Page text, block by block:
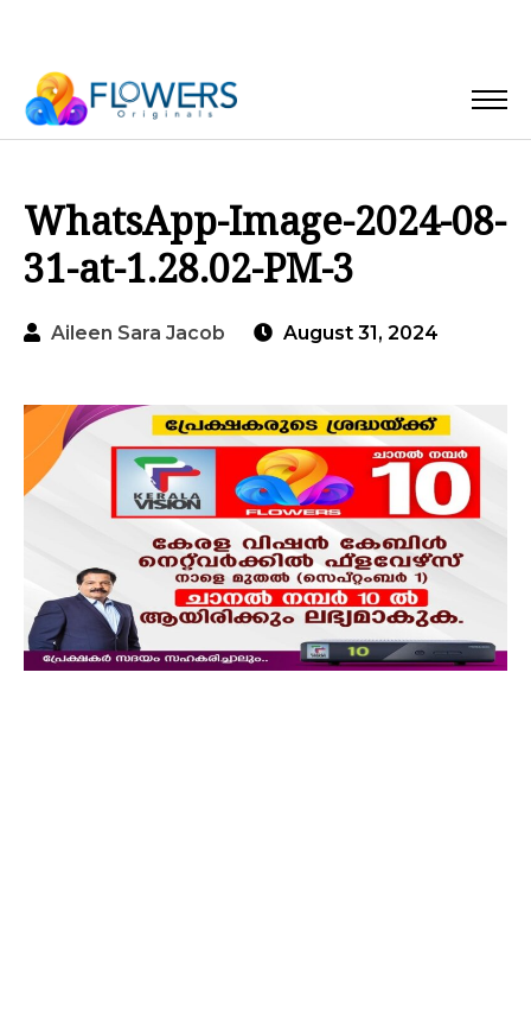
WhatsApp-Image-2024-08-
31-at-1.28.02-PM-3
Aileen Sara Jacob August 31, 2024